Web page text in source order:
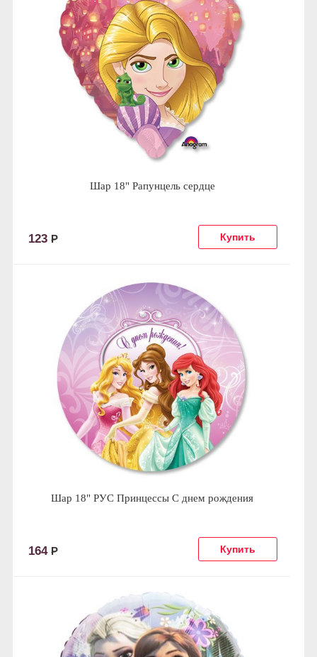
Шар 18" Рапунцель сердце
123 Р
Шар 18" РУС Принцессы С днем рождения
164 Р